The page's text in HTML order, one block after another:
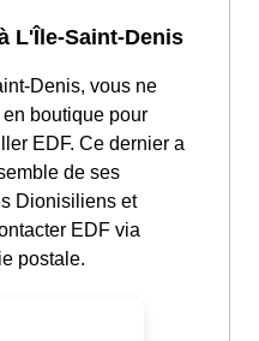
L'Île-Saint-Denis
Denis, vous ne
boutique pour
EDF. Ce dernier a
de ses
Dionisiliens et
EDF via
postale.